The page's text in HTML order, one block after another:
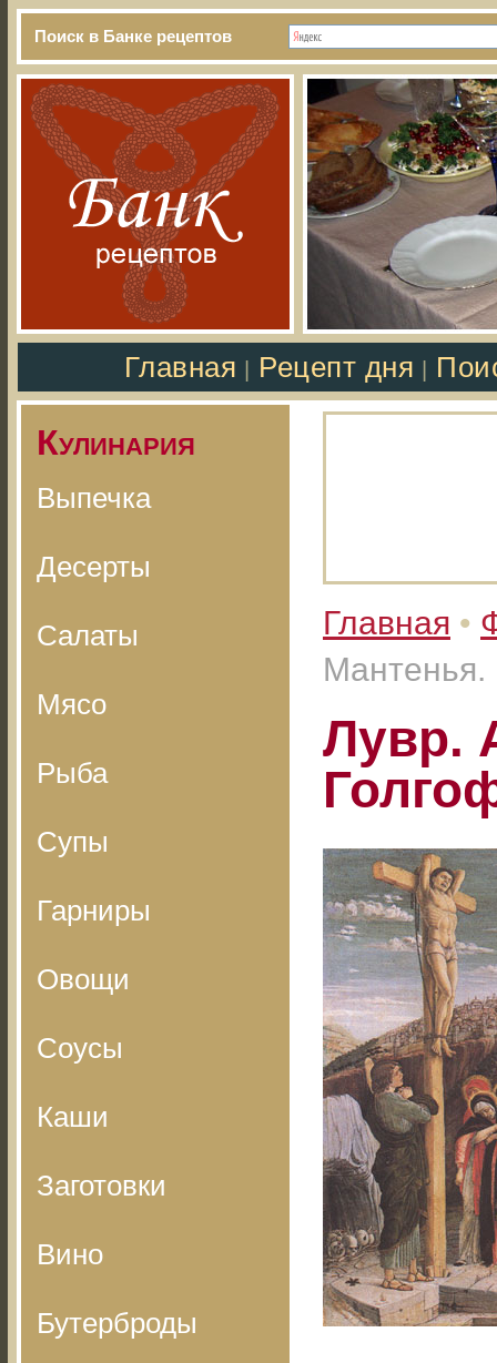
Поиск в Банке рецептов
Главная Рецепт дня
Кулинария
Выпечка
Десерты
Салаты
Мясо
Рыба
Супы
Гарниры
Овощи
Соусы
Каши
Заготовки
Вино
Бутерброды
Главная •
Мантенья.
Лувр.